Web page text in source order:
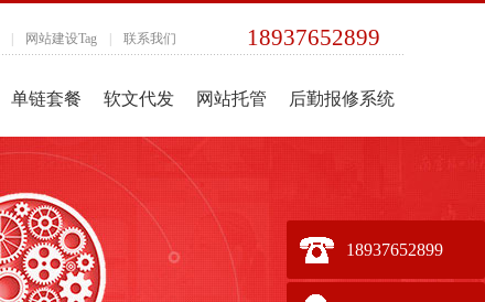
网站建设Tag 联系我们 18937652899
单链套餐 软文代发 网站托管 后勤报修系统
18937652899